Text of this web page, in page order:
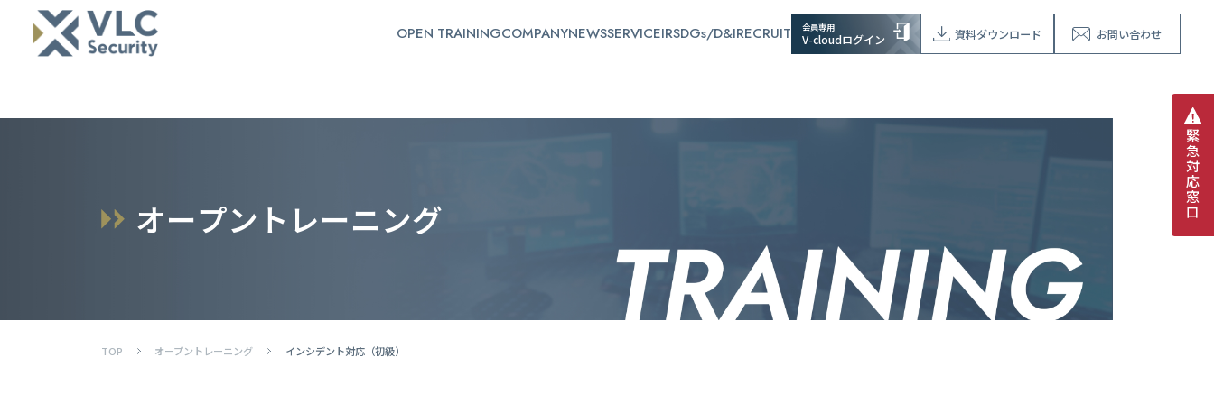
OPEN TRAININGCOMPANYNEWSSERVICEIRSDGs/D&IRECRUIT 会員専用
V-cloudログイン 資料ダウンロード お問い合わせ
緊
急
対
応
窓
口
オープン ト レーニング
TOP オープントレーニング インシデント対応（初級）